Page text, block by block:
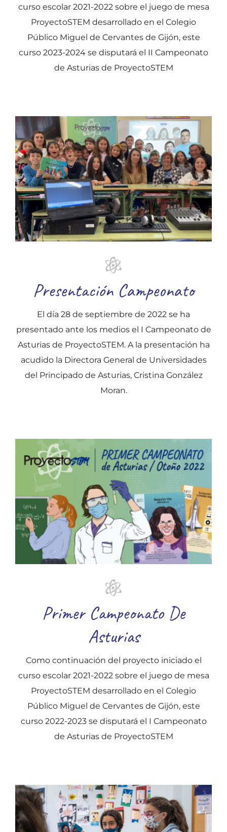
curso escolar 2021-2022 sobre el juego de mesa
ProyectoSTEM desarrollado en el Colegio
Público Miguel de Cervantes de Gijón, este
curso 2023-2024 se disputará el II Campeonato
de Asturias de ProyectoSTEM
Presentación Campeonato
El día 28 de septiembre de 2022 se ha
presentado ante los medios el I Campeonato de
Asturias de ProyectoSTEM. A la presentación ha
acudido la Directora General de Universidades
del Principado de Asturias, Cristina González
Moran.
Primer Campeonato De
Asturias
Como continuación del proyecto iniciado el
curso escolar 2021-2022 sobre el juego de mesa
ProyectoSTEM desarrollado en el Colegio
Público Miguel de Cervantes de Gijón, este
curso 2022-2023 se disputará el I Campeonato
de Asturias de ProyectoSTEM